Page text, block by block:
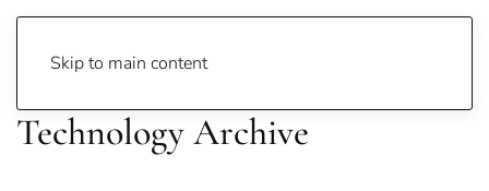
Skip to main content
Technology Archive